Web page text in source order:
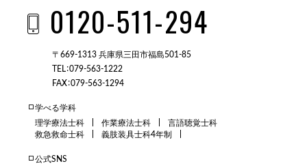
0120-511-294
〒669-1313 兵庫県三田市福島501-85
TEL：079-563-1222
FAX：079-563-1294
学べる学科
理学療法士科
作業療法士科
言語聴覚士科
救急救命士科
義肢装具士科4年制
公式SNS